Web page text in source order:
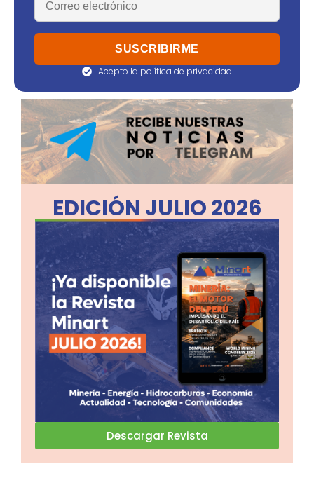
Acepto la política de privacidad
EDICIÓN JULIO 2026
Descargar Revista